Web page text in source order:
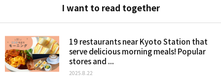
I want to read together
19 restaurants near Kyoto Station that
serve delicious morning meals! Popular
stores and ...
2025.8.22